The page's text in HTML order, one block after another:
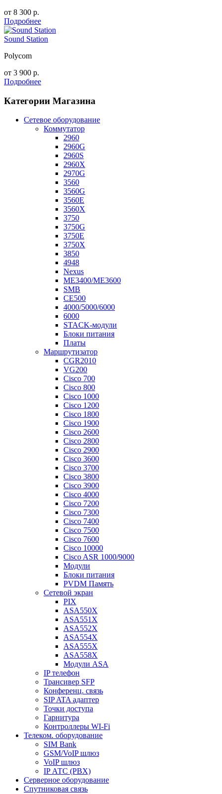
от 8 300 р.
Подробнее
Sound Station
Polycom
от 3 900 р.
Подробнее
Категории Магазина
Сетевое оборудование
Коммутатор
2960
2960G
2960S
2960X
2970G
3560
3560G
3560E
3560X
3750
3750G
3750E
3750X
3850
4948
Nexus
ME3400/ME3600
SMB
CE500
4000/5000/6000
6000
STACK-модули
Блоки питания
Платы
Маршрутизатор
CGR2010
VG200
Cisco 700
Cisco 800
Cisco 1000
Cisco 1200
Cisco 1800
Cisco 1900
Cisco 2600
Cisco 2800
Cisco 2900
Cisco 3600
Cisco 3700
Cisco 3800
Cisco 3900
Cisco 4000
Cisco 7200
Cisco 7300
Cisco 7400
Cisco 7500
Cisco 7600
Cisco 10000
Cisco ASR 1000/9000
Модули
Блоки питания
PVDM Память
Сетевой экран
PIX
ASA550X
ASA551X
ASA552X
ASA554X
ASA555X
ASA558X
Модули ASA
IP телефон
Трансивер SFP
Конференц. связь
SIP ATA адаптер
Точки доступа
Гарнитура
Контроллеры WI-Fi
Телеком. оборудование
SIM Bank
GSM/VoIP шлюз
VoIP шлюз
IP АТС (PBX)
Серверное оборудование
Спутниковая связь